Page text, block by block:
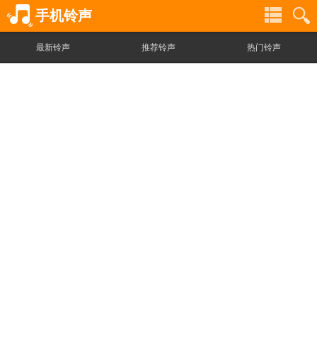
手机铃声
最新铃声 推荐铃声 热门铃声